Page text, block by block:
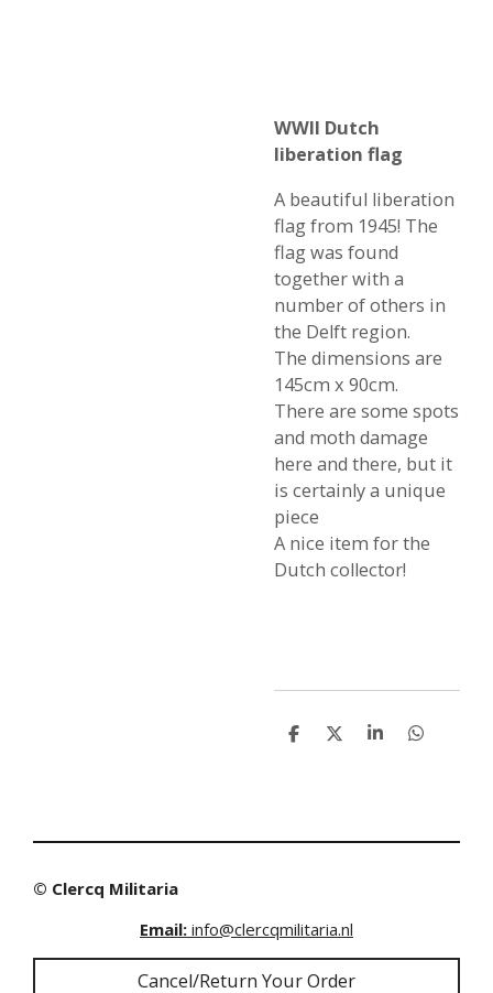
WWII Dutch
liberation flag
A beautiful liberation
flag from 1945! The
flag was found
together with a
number of others in
the Delft region.
The dimensions are
145cm x 90cm.
There are some spots
and moth damage
here and there, but it
is certainly a unique
piece
A nice item for the
Dutch collector!
S
S
S
S
© Clercq Militaria
Email: info@clercqmilitaria.nl
Cancel/Return Your Order